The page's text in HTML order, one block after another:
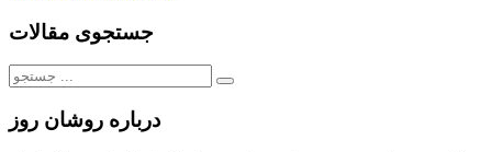
جستجوی مقالات
جستجو
درباره روشان روز